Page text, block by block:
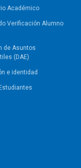
Académico
Verificación Alumno
de Asuntos
(DAE)
e identidad